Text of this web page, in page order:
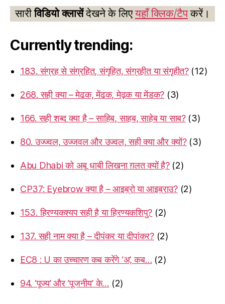
सारीविडियो क्लासेंदेखने के लिएयहाँ क्लिक/टैपकरें।
Currently trending:
183. संग्रह से संग्रहित, संगृहित, संग्रहीत या संगृहीत? (12)
268. सही क्या – मेढक, मेंढक, मेढ़क या मेंडक? (3)
166. सही शब्द क्या है – साहिब, साहब, साहेब या साब? (3)
80. उज्ज्वल, उज्जवल और उज्वल, सही क्या और क्यों? (3)
Abu Dhabi को अबू धाबी लिखना ग़लत क्यों है? (2)
CP37: Eyebrow क्या है – आइब्रो या आइब्राउ? (2)
153. हिरण्यकश्यप सही है या हिरण्यकशिपु? (2)
137. सही नाम क्या है – दीपंकर या दीपांकर? (2)
EC8 : U का उच्चारण कब करेंगे ‘अ’, कब… (2)
94. ‘पूज्य’ और ‘पूजनीय’ के… (2)